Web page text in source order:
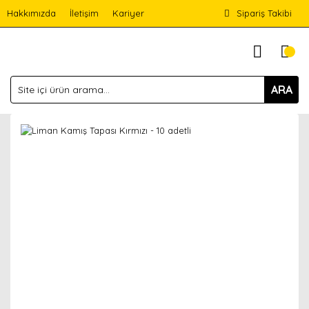
Hakkımızda İletişim Kariyer Sipariş Takibi
ARA